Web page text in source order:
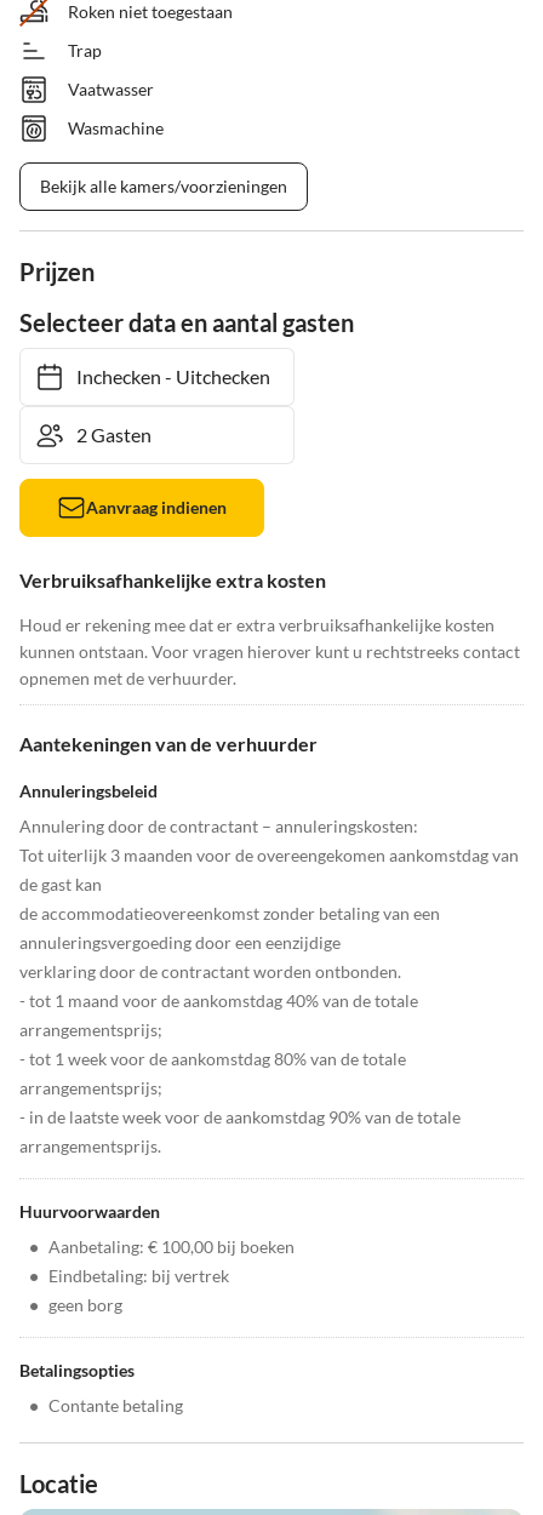
Roken niet toegestaan
Trap
Vaatwasser
Wasmachine
Bekijk alle kamers/voorzieningen
Prijzen
Selecteer data en aantal gasten
Inchecken- Uitchecken
Aanvraag indienen
Verbruiksafhankelijke extra kosten
Houd er rekening mee dat er extra verbruiksafhankelijke kosten
kunnen ontstaan. Voor vragen hierover kunt u rechtstreeks contact
opnemen met de verhuurder.
Aantekeningen van de verhuurder
Annuleringsbeleid
Annulering door de contractant – annuleringskosten:
Tot uiterlijk 3 maanden voor de overeengekomen aankomstdag van
de gast kan
de accommodatieovereenkomst zonder betaling van een
annuleringsvergoeding door een eenzijdige
verklaring door de contractant worden ontbonden.
- tot 1 maand voor de aankomstdag 40% van de totale
arrangementsprijs;
- tot 1 week voor de aankomstdag 80% van de totale
arrangementsprijs;
- in de laatste week voor de aankomstdag 90% van de totale
arrangementsprijs.
Huurvoorwaarden
• Aanbetaling: € 100,00 bij boeken
• Eindbetaling: bij vertrek
• geen borg
Betalingsopties
• Contante betaling
Locatie